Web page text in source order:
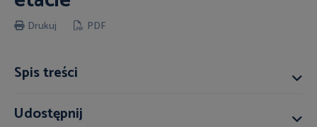
Drukuj PDF
Spis treści
Udostępnij